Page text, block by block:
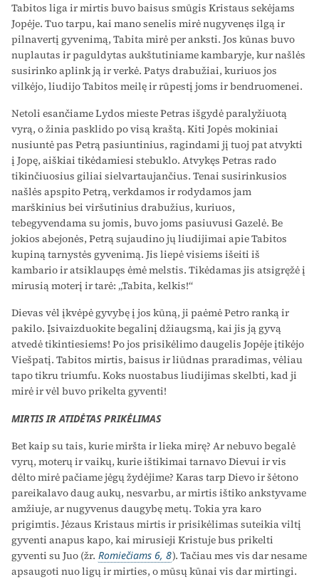
Tabitos liga ir mirtis buvo baisus smūgis Kristaus sekėjams
Jopėje. Tuo tarpu, kai mano senelis mirė nugyvenęs ilgą ir
pilnavertį gyvenimą, Tabita mirė per anksti. Jos kūnas buvo
nuplautas ir paguldytas aukštutiniame kambaryje, kur našlės
susirinko aplink ją ir verkė. Patys drabužiai, kuriuos jos
vilkėjo, liudijo Tabitos meilę ir rūpestį joms ir bendruomenei.
Netoli esančiame Lydos mieste Petras išgydė paralyžiuotą
vyrą, o žinia pasklido po visą kraštą. Kiti Jopės mokiniai
nusiuntė pas Petrą pasiuntinius, ragindami jį tuoj pat atvykti
į Jopę, aiškiai tikėdamiesi stebuklo. Atvykęs Petras rado
tikinčiuosius giliai sielvartaujančius. Tenai susirinkusios
našlės apspito Petrą, verkdamos ir rodydamos jam
marškinius bei viršutinius drabužius, kuriuos,
tebegyvendama su jomis, buvo joms pasiuvusi Gazelė. Be
jokios abejonės, Petrą sujaudino jų liudijimai apie Tabitos
kupiną tarnystės gyvenimą. Jis liepė visiems išeiti iš
kambario ir atsiklaupęs ėmė melstis. Tikėdamas jis atsigręžė į
mirusią moterį ir tarė: „Tabita, kelkis!“
Dievas vėl įkvėpė gyvybę į jos kūną, ji paėmė Petro ranką ir
pakilo. Įsivaizduokite begalinį džiaugsmą, kai jis ją gyvą
atvedė tikintiesiems! Po jos prisikėlimo daugelis Jopėje įtikėjo
Viešpatį. Tabitos mirtis, baisus ir liūdnas praradimas, vėliau
tapo tikru triumfu. Koks nuostabus liudijimas skelbti, kad ji
mirė ir vėl buvo prikelta gyventi!
MIRTIS IR ATIDĖTAS PRIKĖLIMAS
Bet kaip su tais, kurie miršta ir lieka mirę? Ar nebuvo begalė
vyrų, moterų ir vaikų, kurie ištikimai tarnavo Dievui ir vis
dėlto mirė pačiame jėgų žydėjime? Karas tarp Dievo ir šėtono
pareikalavo daug aukų, nesvarbu, ar mirtis ištiko ankstyvame
amžiuje, ar nugyvenus daugybę metų. Tokia yra karo
prigimtis. Jėzaus Kristaus mirtis ir prisikėlimas suteikia viltį
gyventi anapus kapo, kai mirusieji Kristuje bus prikelti
gyventi su Juo (žr. Romiečiams 6, 8). Tačiau mes vis dar nesame
apsaugoti nuo ligų ir mirties, o mūsų kūnai vis dar mirtingi.